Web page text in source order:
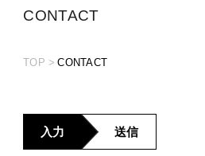
CONTACT
TOP CONTACT
入力 送信